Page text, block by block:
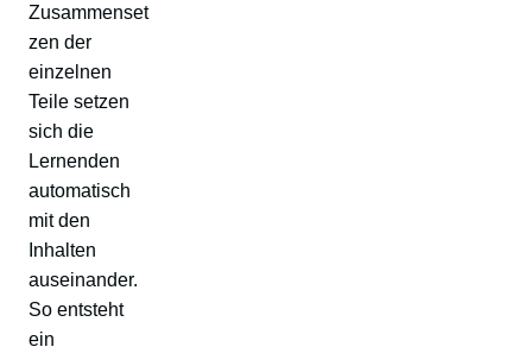
Zusammenset
zen der
einzelnen
Teile setzen
sich die
Lernenden
automatisch
mit den
Inhalten
auseinander.
So entsteht
ein